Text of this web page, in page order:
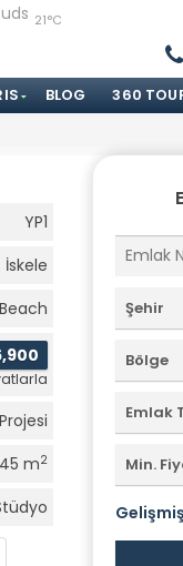
21°C
BLOG 360
YP1
İskele
45 m2
Şehir
Bölge
Emlak
Min.